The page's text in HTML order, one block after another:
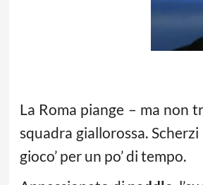
La Roma piange – ma non
squadra giallorossa.
gioco’ per un po’ di tempo.